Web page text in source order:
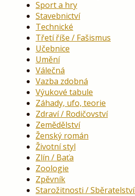
Sport a hry
Stavebnictví
Technické
Třetí říše / Fašismus
Učebnice
Umění
Válečná
Vazba zdobná
Výukové tabule
Záhady, ufo, teorie
Zdraví / Rodičovství
Zemědělství
Ženský román
Životní styl
Zlín / Baťa
Zoologie
Zpěvník
Starožitnosti / Sběratelství